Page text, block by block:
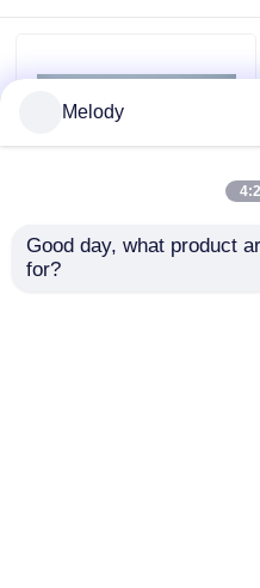
OEM มินิสเปรย์ขวดแก้ว
Melody
Good day, what product
for?